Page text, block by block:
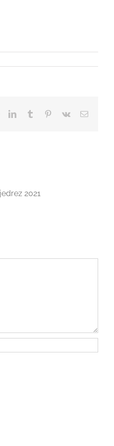
LinkedInTumblr Pinterest
Vk
Correo
2021